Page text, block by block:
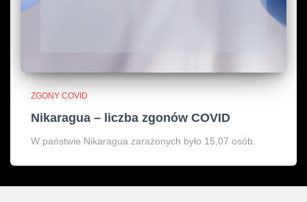
ZGONY COVID
Nikaragua – liczba zgonów COVID
W państwie Nikaragua zarażonych było 15,07 osób.